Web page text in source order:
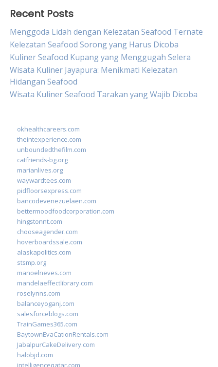
Recent Posts
Menggoda Lidah dengan Kelezatan Seafood Ternate
Kelezatan Seafood Sorong yang Harus Dicoba
Kuliner Seafood Kupang yang Menggugah Selera
Wisata Kuliner Jayapura: Menikmati Kelezatan
Hidangan Seafood
Wisata Kuliner Seafood Tarakan yang Wajib Dicoba
okhealthcareers.com
theintexperience.com
unboundedthefilm.com
catfriends-bg.org
marianlives.org
waywardtees.com
pidfloorsexpress.com
bancodevenezuelaen.com
bettermoodfoodcorporation.com
hingstonnt.com
chooseagender.com
hoverboardssale.com
alaskapolitics.com
stsmp.org
manoelneves.com
mandelaeffectlibrary.com
roselynns.com
balanceyoganj.com
salesforceblogs.com
TrainGames365.com
BaytownEvaCationRentals.com
JabalpurCakeDelivery.com
halobjd.com
intelligenceqatar.com